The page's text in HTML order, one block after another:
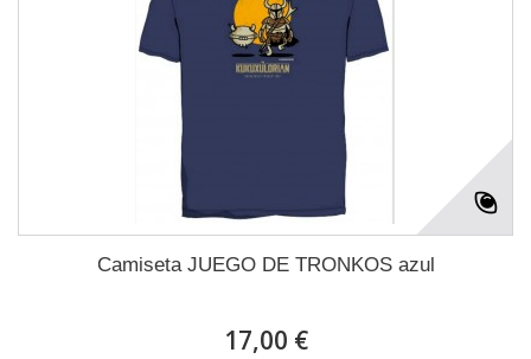
Camiseta JUEGO DE TRONKOS azul
17,00 €